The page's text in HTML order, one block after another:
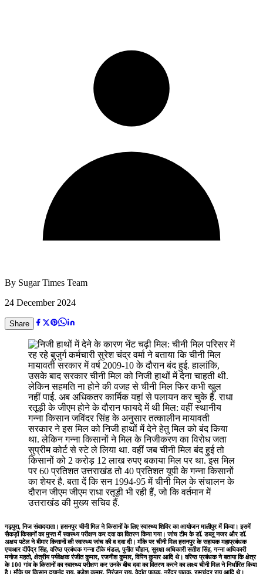
By Sugar Times Team
24 December 2024
Share
गढ़पुरा, निज संवाददाता। हसनपुर चीनी मिल ने किसानों के लिए स्वास्थ्य शिविर का आयोजन मालीपुर में किया। इसमें
सैकड़ों किसानों का मुफ्त में स्वास्थ्य परीक्षण कर दवा का वितरण किया गया। जांच टीम के डॉ. डब्लू नजर और डॉ.
अक्षय पटेल ने बीमार किसानों की स्वास्थ्य जांच की व दवा दी। मौके पर चीनी मिल हसनपुर के सहायक महाप्रबंधक
एचआर दीपेंद्र सिंह, वरिष्ठ प्रबंधक गन्ना टीके मंडल, पुनीत चौहान, सुरक्षा अधिकारी सतीश सिंह, गन्ना अधिकारी
मनोज महतो, क्षेत्रीय पर्यवेक्षक रंजीत कुमार, रजनीश कुमार, विपिन कुमार आदि थे। वरिष्ठ प्रबंधक ने बताया कि क्षेत्र
के 100 गांव के किसानों का स्वास्थ्य परीक्षण कर उनके बीच दवा का वितरण करने का लक्ष्य चीनी मिल ने निर्धारित किया
है। मौके पर किसान दयानंद राय, बृजेश कुमार, निरंजन राय, वेदांत पाठक, नरेंद्र पाठक, रामचंद्र राय आदि थे।